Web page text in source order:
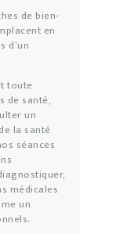
de bien-
en
d’un
toute
de santé,
un
la santé
séances
médicales
un